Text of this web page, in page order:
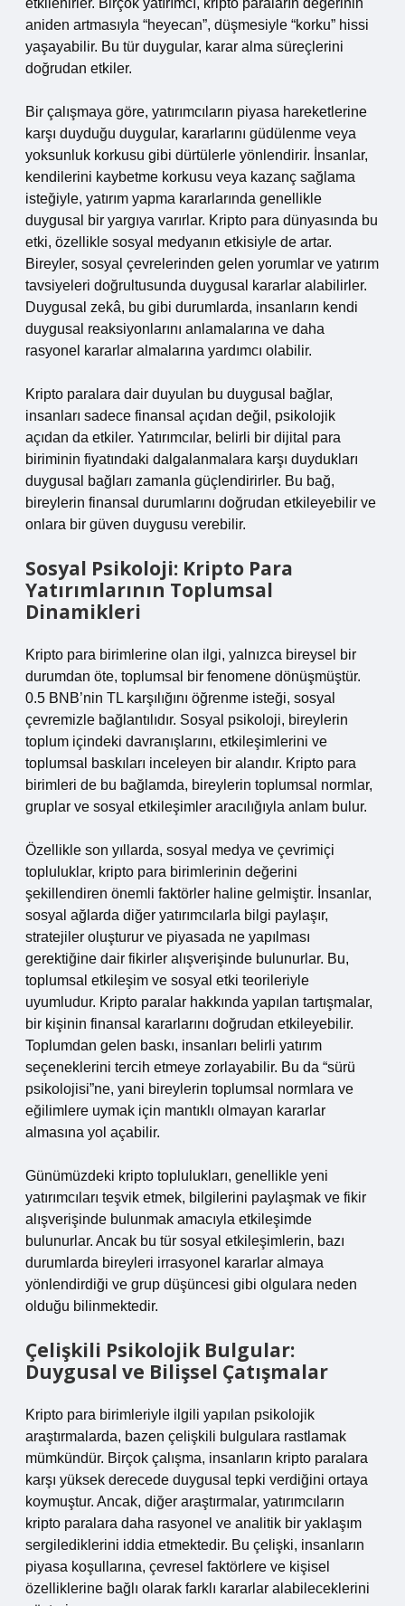
etkilenirler. Birçok yatırımcı, kripto paraların değerinin
aniden artmasıyla “heyecan”, düşmesiyle “korku” hissi
yaşayabilir. Bu tür duygular, karar alma süreçlerini
doğrudan etkiler.
Bir çalışmaya göre, yatırımcıların piyasa hareketlerine
karşı duyduğu duygular, kararlarını güdülenme veya
yoksunluk korkusu gibi dürtülerle yönlendirir. İnsanlar,
kendilerini kaybetme korkusu veya kazanç sağlama
isteğiyle, yatırım yapma kararlarında genellikle
duygusal bir yargıya varırlar. Kripto para dünyasında bu
etki, özellikle sosyal medyanın etkisiyle de artar.
Bireyler, sosyal çevrelerinden gelen yorumlar ve yatırım
tavsiyeleri doğrultusunda duygusal kararlar alabilirler.
Duygusal zekâ, bu gibi durumlarda, insanların kendi
duygusal reaksiyonlarını anlamalarına ve daha
rasyonel kararlar almalarına yardımcı olabilir.
Kripto paralara dair duyulan bu duygusal bağlar,
insanları sadece finansal açıdan değil, psikolojik
açıdan da etkiler. Yatırımcılar, belirli bir dijital para
biriminin fiyatındaki dalgalanmalara karşı duydukları
duygusal bağları zamanla güçlendirirler. Bu bağ,
bireylerin finansal durumlarını doğrudan etkileyebilir ve
onlara bir güven duygusu verebilir.
Sosyal Psikoloji: Kripto Para
Yatırımlarının Toplumsal
Dinamikleri
Kripto para birimlerine olan ilgi, yalnızca bireysel bir
durumdan öte, toplumsal bir fenomene dönüşmüştür.
0.5 BNB’nin TL karşılığını öğrenme isteği, sosyal
çevremizle bağlantılıdır. Sosyal psikoloji, bireylerin
toplum içindeki davranışlarını, etkileşimlerini ve
toplumsal baskıları inceleyen bir alandır. Kripto para
birimleri de bu bağlamda, bireylerin toplumsal normlar,
gruplar ve sosyal etkileşimler aracılığıyla anlam bulur.
Özellikle son yıllarda, sosyal medya ve çevrimiçi
topluluklar, kripto para birimlerinin değerini
şekillendiren önemli faktörler haline gelmiştir. İnsanlar,
sosyal ağlarda diğer yatırımcılarla bilgi paylaşır,
stratejiler oluşturur ve piyasada ne yapılması
gerektiğine dair fikirler alışverişinde bulunurlar. Bu,
toplumsal etkileşim ve sosyal etki teorileriyle
uyumludur. Kripto paralar hakkında yapılan tartışmalar,
bir kişinin finansal kararlarını doğrudan etkileyebilir.
Toplumdan gelen baskı, insanları belirli yatırım
seçeneklerini tercih etmeye zorlayabilir. Bu da “sürü
psikolojisi”ne, yani bireylerin toplumsal normlara ve
eğilimlere uymak için mantıklı olmayan kararlar
almasına yol açabilir.
Günümüzdeki kripto toplulukları, genellikle yeni
yatırımcıları teşvik etmek, bilgilerini paylaşmak ve fikir
alışverişinde bulunmak amacıyla etkileşimde
bulunurlar. Ancak bu tür sosyal etkileşimlerin, bazı
durumlarda bireyleri irrasyonel kararlar almaya
yönlendirdiği ve grup düşüncesi gibi olgulara neden
olduğu bilinmektedir.
Çelişkili Psikolojik Bulgular:
Duygusal ve Bilişsel Çatışmalar
Kripto para birimleriyle ilgili yapılan psikolojik
araştırmalarda, bazen çelişkili bulgulara rastlamak
mümkündür. Birçok çalışma, insanların kripto paralara
karşı yüksek derecede duygusal tepki verdiğini ortaya
koymuştur. Ancak, diğer araştırmalar, yatırımcıların
kripto paralara daha rasyonel ve analitik bir yaklaşım
sergilediklerini iddia etmektedir. Bu çelişki, insanların
piyasa koşullarına, çevresel faktörlere ve kişisel
özelliklerine bağlı olarak farklı kararlar alabileceklerini